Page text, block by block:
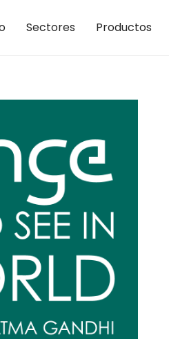
Sectores Productos